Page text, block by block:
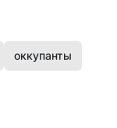
оккупанты